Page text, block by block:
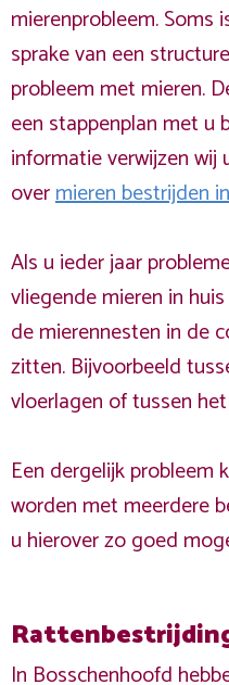
mierenprobleem. Soms
sprake van een
probleem met mieren.
een stappenplan met u
informatie verwijzen wij
overmieren bestrijden
Als u ieder jaar
vliegende mieren in
de mierennesten in de
zitten. Bijvoorbeeld
vloerlagen of tussen
Een dergelijk probleem
worden met meerdere
u hierover zo goed
In Bosschenhoofd